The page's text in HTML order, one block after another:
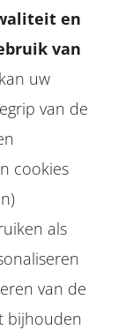
en
van
uw
van de
cookies
als
van de
bijhouden